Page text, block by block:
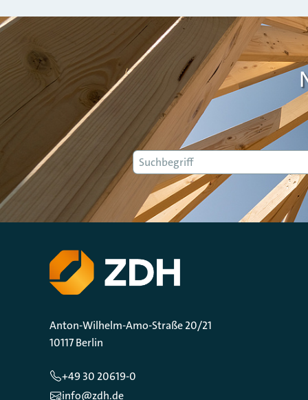
Suche
Anton-Wilhelm-Amo-Straße 20/21
10117 Berlin
+49 30 20619-0
info@zdh.de